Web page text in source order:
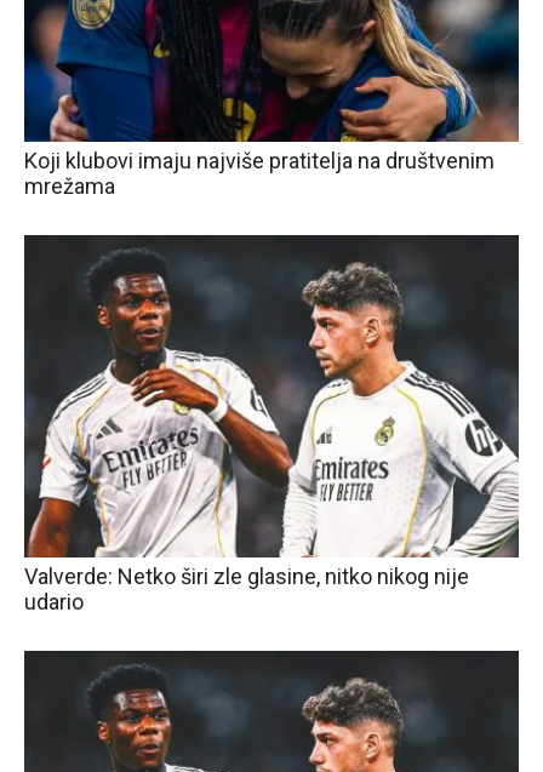
Koji klubovi imaju najviše pratitelja na društvenim
mrežama
Valverde: Netko širi zle glasine, nitko nikog nije
udario